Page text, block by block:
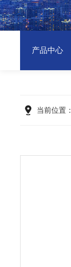
产品中心
当前位置：